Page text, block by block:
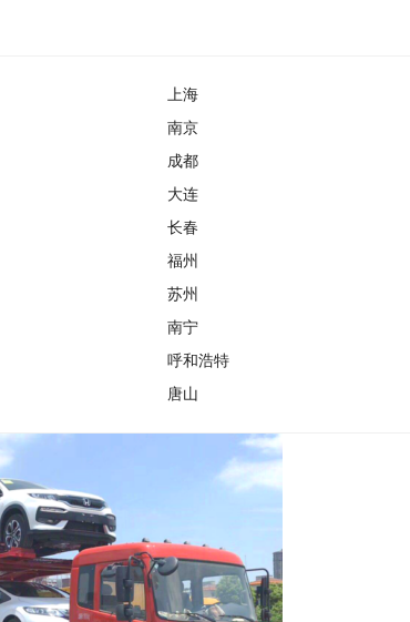
上海
南京
成都
大连
长春
福州
苏州
南宁
呼和浩特
唐山